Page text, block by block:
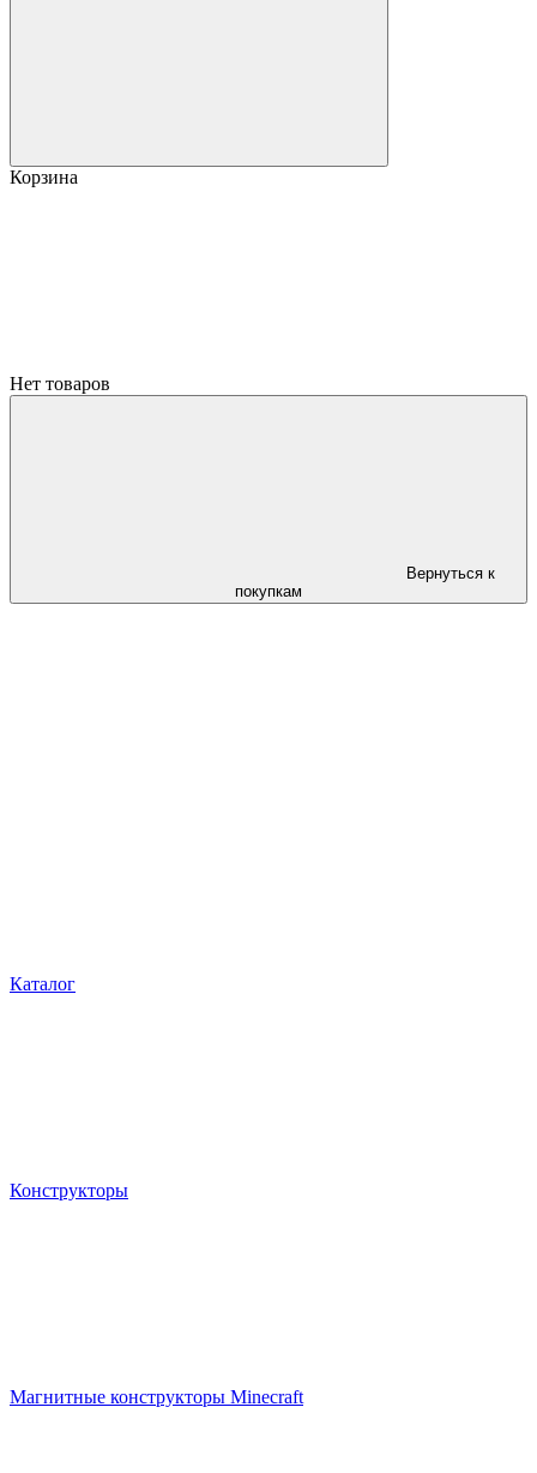
Корзина
Нет товаров
Вернуться к
покупкам
Каталог
Конструкторы
Магнитные конструкторы Minecraft